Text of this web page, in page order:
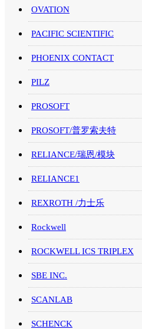
OVATION
PACIFIC SCIENTIFIC
PHOENIX CONTACT
PILZ
PROSOFT
PROSOFT/普罗索夫特
RELIANCE/瑞恩/模块
RELIANCE1
REXROTH /力士乐
Rockwell
ROCKWELL ICS TRIPLEX
SBE INC.
SCANLAB
SCHENCK